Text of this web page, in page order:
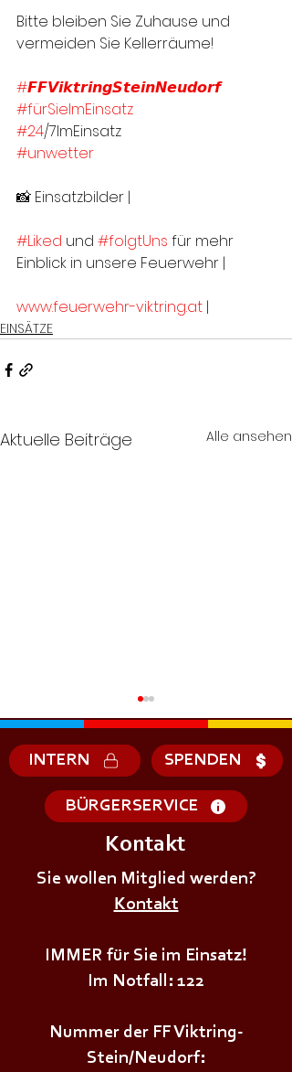
Bitte bleiben Sie Zuhause und
vermeiden Sie Kellerräume!
#𝙁𝙁𝙑𝙞𝙠𝙩𝙧𝙞𝙣𝙜𝙎𝙩𝙚𝙞𝙣𝙉𝙚𝙪𝙙𝙤𝙧𝙛
#fürSieImEinsatz
#24/7ImEinsatz
#unwetter
📸 Einsatzbilder |
#Liked und #folgtUns für mehr
Einblick in unsere Feuerwehr |
www.feuerwehr-viktring.at |
EINSÄTZE
Aktuelle Beiträge Alle ansehen
+++𝗦𝗜𝗥𝗘𝗡𝗘𝗡𝗔𝗟𝗔𝗥𝗠+++
INTERN SPENDEN
BÜRGERSERVICE
Kontakt
Sie wollen Mitglied werden?
Kontakt
IMMER für Sie im Einsatz!
Im Notfall: 122
Nummer der FF Viktring-
Stein/Neudorf: